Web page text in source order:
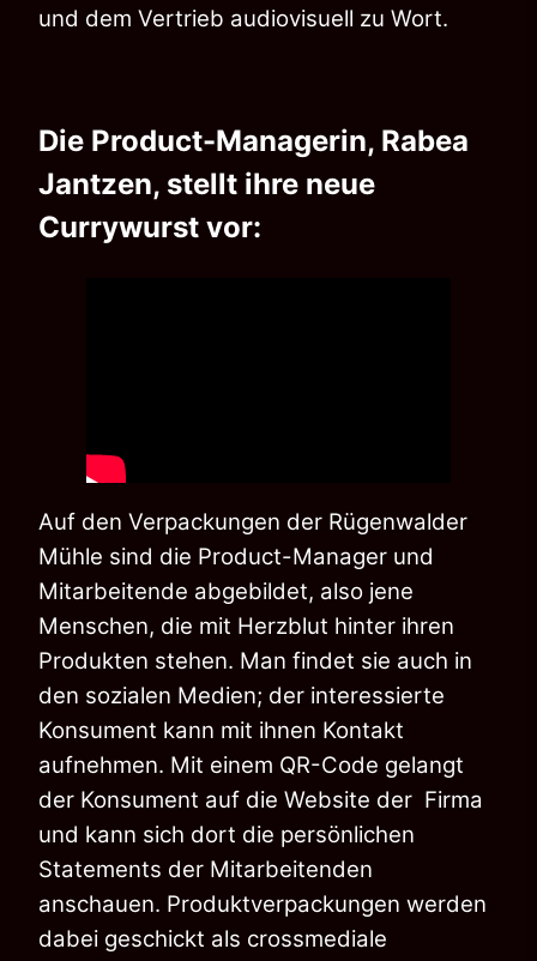
und dem Vertrieb audiovisuell zu Wort.
Die Product-Managerin, Rabea
Jantzen, stellt ihre neue
Currywurst vor:
Auf den Verpackungen der Rügenwalder
Mühle sind die Product-Manager und
Mitarbeitende abgebildet, also jene
Menschen, die mit Herzblut hinter ihren
Produkten stehen. Man findet sie auch in
den sozialen Medien; der interessierte
Konsument kann mit ihnen Kontakt
aufnehmen. Mit einem QR-Code gelangt
der Konsument auf die Website der Firma
und kann sich dort die persönlichen
Statements der Mitarbeitenden
anschauen. Produktverpackungen werden
dabei geschickt als crossmediale